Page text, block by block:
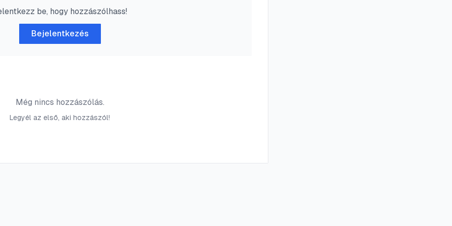
be, hogy hozzászólhass!
Bejelentkezés
Még nincs hozzászólás.
Legyél az első, aki hozzászól!